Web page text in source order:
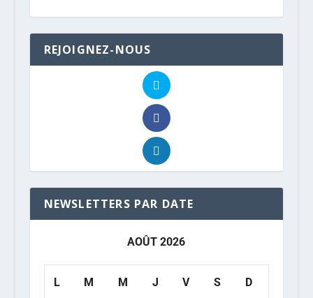
REJOIGNEZ-NOUS
NEWSLETTERS PAR DATE
AOÛT 2026
L M M J V S D